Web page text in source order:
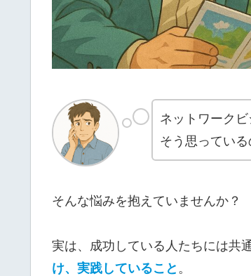
ネットワーク
そう思ってい
そんな悩みを抱えていませんか？
実は、成功している人たちには共
け、実践していること 。